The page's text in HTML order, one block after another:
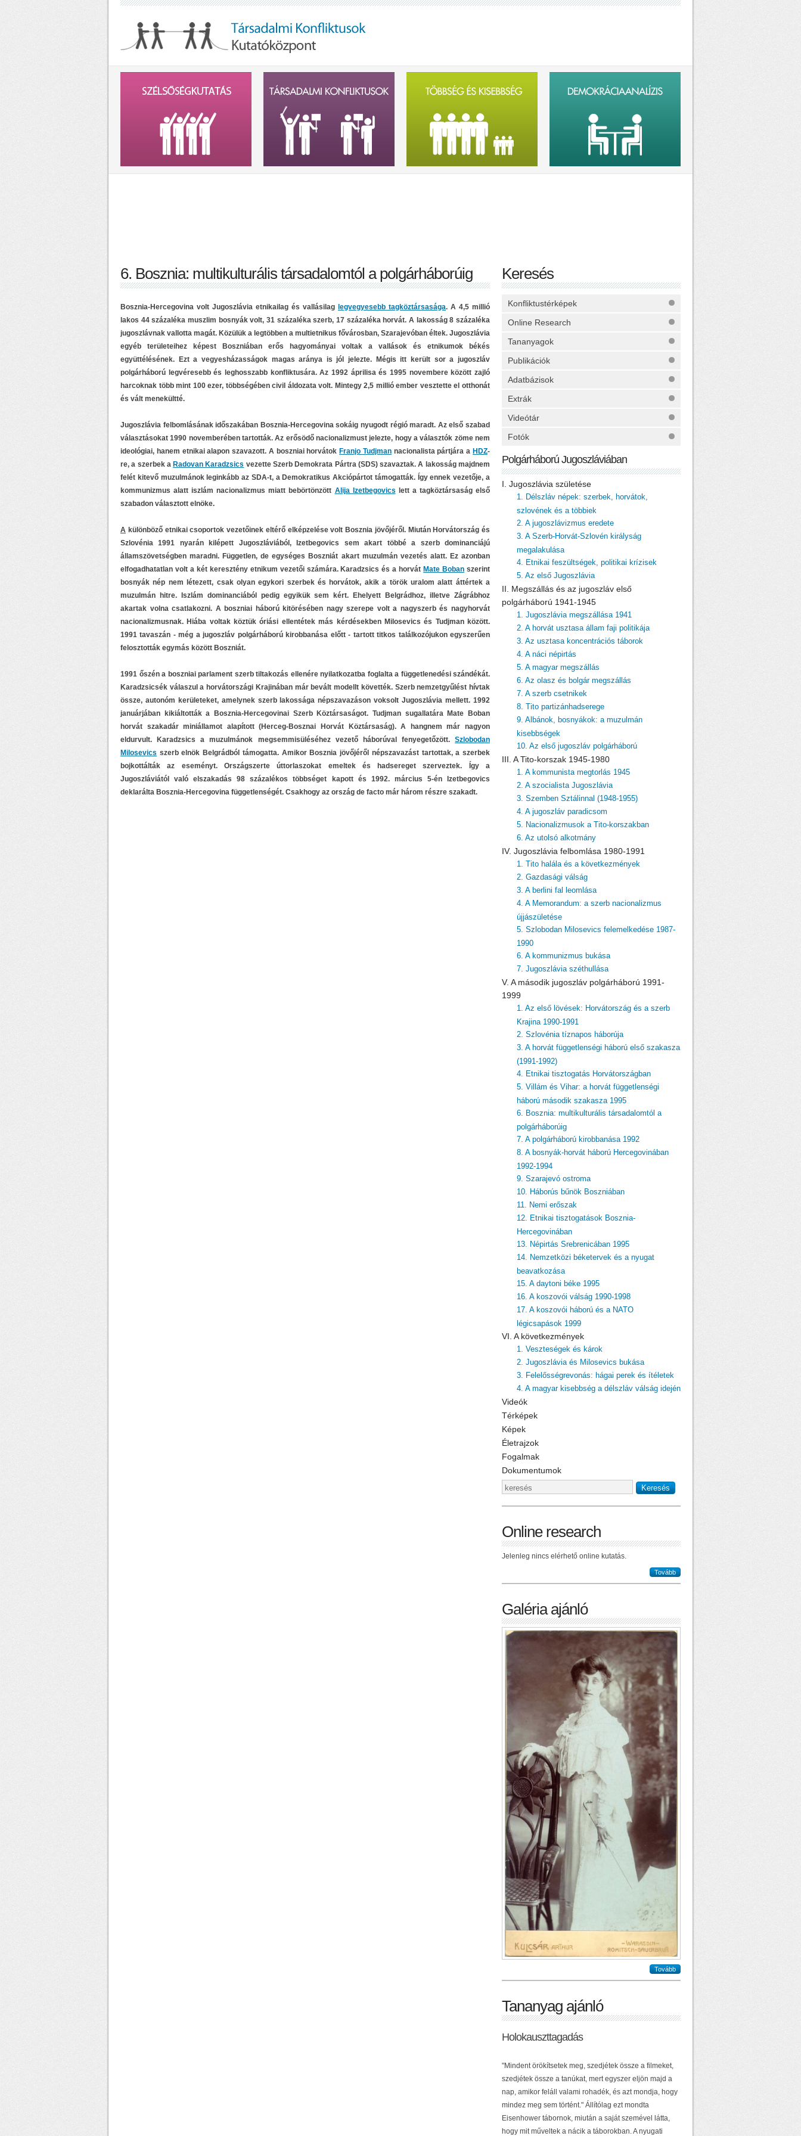
6. Bosznia: multikulturális társadalomtól a polgárháborúig
Bosznia-Hercegovina volt Jugoszlávia etnikailag és vallásilag legvegyesebb tagköztársasága. A 4,5 millió
lakos 44 százaléka muszlim bosnyák volt, 31 százaléka szerb, 17 százaléka horvát. A lakosság 8 százaléka
jugoszlávnak vallotta magát. Közülük a legtöbben a multietnikus fővárosban, Szarajevóban éltek. Jugoszlávia
egyéb területeihez képest Boszniában erős hagyományai voltak a vallások és etnikumok békés
együttélésének. Ezt a vegyesházasságok magas aránya is jól jelezte. Mégis itt került sor a jugoszláv
polgárháború legvéresebb és leghosszabb konfliktusára. Az 1992 áprilisa és 1995 novembere között zajló
harcoknak több mint 100 ezer, többségében civil áldozata volt. Mintegy 2,5 millió ember vesztette el otthonát
és vált menekültté.
Jugoszlávia felbomlásának időszakában Bosznia-Hercegovina sokáig nyugodt régió maradt. Az első szabad
választásokat 1990 novemberében tartották. Az erősödő nacionalizmust jelezte, hogy a választók zöme nem
ideológiai, hanem etnikai alapon szavazott. A boszniai horvátok Franjo Tudjmannacionalista pártjára a HDZ-
re, a szerbek a Radovan Karadzsics vezette Szerb Demokrata Pártra (SDS) szavaztak. A lakosság majdnem
felét kitevő muzulmánok leginkább az SDA-t, a Demokratikus Akciópártot támogatták. Így ennek vezetője, a
kommunizmus alatt iszlám nacionalizmus miatt bebörtönzött Alija Izetbegovics lett a tagköztársaság első
szabadon választott elnöke.
A különböző etnikai csoportok vezetőinek eltérő elképzelése volt Bosznia jövőjéről. Miután Horvátország és
Szlovénia 1991 nyarán kilépett Jugoszláviából, Izetbegovics sem akart többé a szerb dominanciájú
államszövetségben maradni. Független, de egységes Boszniát akart muzulmán vezetés alatt. Ez azonban
elfogadhatatlan volt a két keresztény etnikum vezetői számára. Karadzsics és a horvát Mate Boban szerint
bosnyák nép nem létezett, csak olyan egykori szerbek és horvátok, akik a török uralom alatt áttértek a
muzulmán hitre. Iszlám dominanciából pedig egyikük sem kért. Ehelyett Belgrádhoz, illetve Zágrábhoz
akartak volna csatlakozni. A boszniai háború kitörésében nagy szerepe volt a nagyszerb és nagyhorvát
nacionalizmusnak. Hiába voltak köztük óriási ellentétek más kérdésekben Milosevics és Tudjman között.
1991 tavaszán - még a jugoszláv polgárháború kirobbanása előtt - tartott titkos találkozójukon egyszerűen
felosztották egymás között Boszniát.
1991 őszén a boszniai parlament szerb tiltakozás ellenére nyilatkozatba foglalta a függetlenedési szándékát.
Karadzsicsék válaszul a horvátországi Krajinában már bevált modellt követték. Szerb nemzetgyűlést hívtak
össze, autonóm kerületeket, amelynek szerb lakossága népszavazáson voksolt Jugoszlávia mellett. 1992
januárjában kikiáltották a Bosznia-Hercegovinai Szerb Köztársaságot. Tudjman sugallatára Mate Boban
horvát szakadár miniállamot alapított (Herceg-Bosznai Horvát Köztársaság). A hangnem már nagyon
eldurvult. Karadzsics a muzulmánok megsemmisüléséhez vezető háborúval fenyegetőzött. Szlobodan
Milosevics szerb elnök Belgrádból támogatta. Amikor Bosznia jövőjéről népszavazást tartottak, a szerbek
bojkottálták az eseményt. Országszerte úttorlaszokat emeltek és hadsereget szerveztek. Így a
Jugoszláviától való elszakadás 98 százalékos többséget kapott és 1992. március 5-én Izetbegovics
deklarálta Bosznia-Hercegovina függetlenségét. Csakhogy az ország de facto már három részre szakadt.
Keresés
Konfliktustérképek
Online Research
Tananyagok
Publikációk
Adatbázisok
Extrák
Videótár
Fotók
Polgárháború Jugoszláviában
I. Jugoszlávia születése
1. Délszláv népek: szerbek, horvátok,
szlovének és a többiek
2. A jugoszlávizmus eredete
3. A Szerb-Horvát-Szlovén királyság
megalakulása
4. Etnikai feszültségek, politikai krízisek
5. Az első Jugoszlávia
II. Megszállás és az jugoszláv első
polgárháború 1941-1945
1. Jugoszlávia megszállása 1941
2. A horvát usztasa állam faji politikája
3. Az usztasa koncentrációs táborok
4. A náci népirtás
5. A magyar megszállás
6. Az olasz és bolgár megszállás
7. A szerb csetnikek
8. Tito partizánhadserege
9. Albánok, bosnyákok: a muzulmán
kisebbségek
10. Az első jugoszláv polgárháború
III. A Tito-korszak 1945-1980
1. A kommunista megtorlás 1945
2. A szocialista Jugoszlávia
3. Szemben Sztálinnal (1948-1955)
4. A jugoszláv paradicsom
5. Nacionalizmusok a Tito-korszakban
6. Az utolsó alkotmány
IV. Jugoszlávia felbomlása 1980-1991
1. Tito halála és a következmények
2. Gazdasági válság
3. A berlini fal leomlása
4. A Memorandum: a szerb nacionalizmus
újjászületése
5. Szlobodan Milosevics felemelkedése 1987-
1990
6. A kommunizmus bukása
7. Jugoszlávia széthullása
V. A második jugoszláv polgárháború 1991-
1999
1. Az első lövések: Horvátország és a szerb
Krajina 1990-1991
2. Szlovénia tíznapos háborúja
3. A horvát függetlenségi háború első szakasza
(1991-1992)
4. Etnikai tisztogatás Horvátországban
5. Villám és Vihar: a horvát függetlenségi
háború második szakasza 1995
6. Bosznia: multikulturális társadalomtól a
polgárháborúig
7. A polgárháború kirobbanása 1992
8. A bosnyák-horvát háború Hercegovinában
1992-1994
9. Szarajevó ostroma
10. Háborús bűnök Boszniában
11. Nemi erőszak
12. Etnikai tisztogatások Bosznia-
Hercegovinában
13. Népirtás Srebrenicában 1995
14. Nemzetközi béketervek és a nyugat
beavatkozása
15. A daytoni béke 1995
16. A koszovói válság 1990-1998
17. A koszovói háború és a NATO
légicsapások 1999
VI. A következmények
1. Veszteségek és károk
2. Jugoszlávia és Milosevics bukása
3. Felelősségrevonás: hágai perek és ítéletek
4. A magyar kisebbség a délszláv válság idején
Videók
Térképek
Képek
Életrajzok
Fogalmak
Dokumentumok
Online research
Jelenleg nincs elérhető online kutatás.
Tovább
Galéria ajánló
Tovább
Tananyag ajánló
Holokauszttagadás
"Mindent örökítsetek meg, szedjétek össze a filmeket,
szedjétek össze a tanúkat, mert egyszer eljön majd a
nap, amikor feláll valami rohadék, és azt mondja, hogy
mindez meg sem történt." Állítólag ezt mondta
Eisenhower tábornok, miután a saját szemével látta,
hogy mit műveltek a nácik a táborokban. A nyugati